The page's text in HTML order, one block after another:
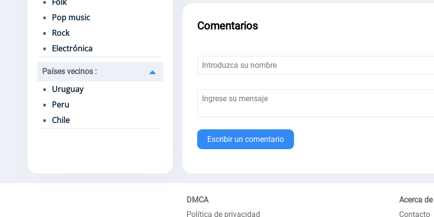
Pop music
Rock
Electrónica
Países vecinos :
Uruguay
Peru
Chile
Comentarios
Escribir un comentario
DMCA
Política de privacidad
Acerca
Contacto